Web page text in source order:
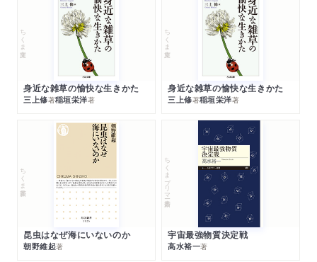
ちくま文庫
身近な雑草の愉快な生きかた
三上修著稲垣栄洋著
ちくま文庫
身近な雑草の愉快な生きかた
三上修著稲垣栄洋著
ちくま新書
昆虫はなぜ海にいないのか
朝野維起著
ちくまプリマー新書
宇宙最強物質決定戦
高水裕一著